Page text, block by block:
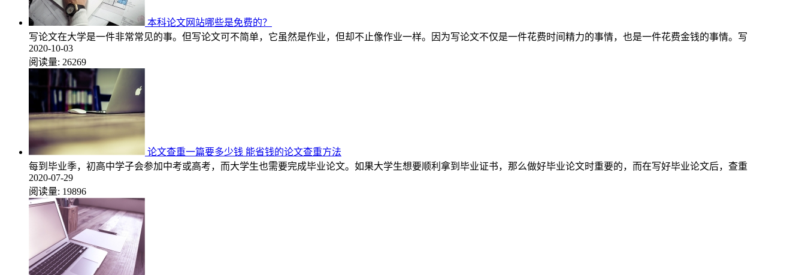
本科论文网站哪些是免费的？
写论文在大学是一件非常常见的事。但写论文可不简单，它虽然是作业，但却不止像作业一样。因为写论文不仅是一件花费时间精力的事情，也是一件花费金钱的事情。写
2020-10-03
阅读量: 26269
论文查重一篇要多少钱 能省钱的论文查重方法
每到毕业季，初高中学子会参加中考或高考，而大学生也需要完成毕业论文。如果大学生想要顺利拿到毕业证书，那么做好毕业论文时重要的，而在写好毕业论文后，查重
2020-07-29
阅读量: 19896